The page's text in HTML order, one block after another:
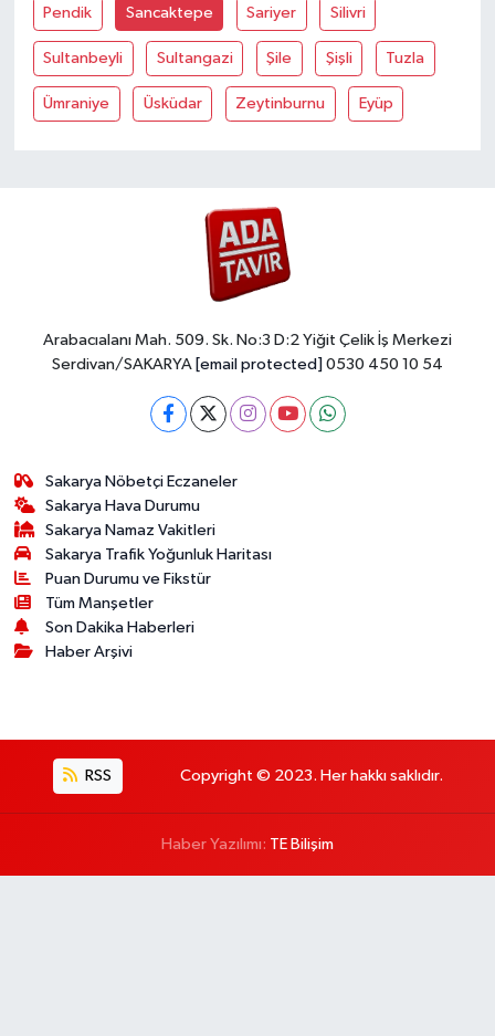
Pendik Sancaktepe Sariyer Silivri
Sultanbeyli Sultangazi Şile Şişli Tuzla
Ümraniye Üsküdar Zeytinburnu Eyüp
Arabacıalanı Mah. 509. Sk. No:3 D:2 Yiğit Çelik İş Merkezi
Serdivan/SAKARYA [email protected] 0530 450 10 54
Sakarya Nöbetçi Eczaneler
Sakarya Hava Durumu
Sakarya Namaz Vakitleri
Sakarya Trafik Yoğunluk Haritası
Puan Durumu ve Fikstür
Tüm Manşetler
Son Dakika Haberleri
Haber Arşivi
RSS Copyright © 2023. Her hakkı saklıdır.
Haber Yazılımı: TE Bilişim